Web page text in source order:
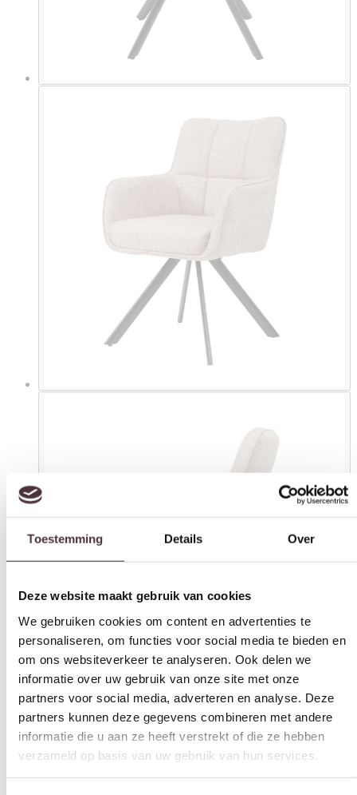
Toestemming Details Over
Deze website maakt gebruik van cookies
We gebruiken cookies om content en advertenties te
personaliseren, om functies voor social media te bieden en
om ons websiteverkeer te analyseren. Ook delen we
informatie over uw gebruik van onze site met onze
partners voor social media, adverteren en analyse. Deze
partners kunnen deze gegevens combineren met andere
informatie die u aan ze heeft verstrekt of die ze hebben
verzameld op basis van uw gebruik van hun services.